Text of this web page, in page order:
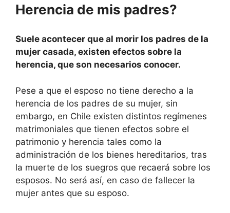
Herencia de mis padres?
Suele acontecer que al morir los padres de la
mujer casada, existen efectos sobre la
herencia, que son necesarios conocer.
Pese a que el esposo no tiene derecho a la
herencia de los padres de su mujer, sin
embargo, en Chile existen distintos regímenes
matrimoniales que tienen efectos sobre el
patrimonio y herencia tales como la
administración de los bienes hereditarios, tras
la muerte de los suegros que recaerá sobre los
esposos. No será así, en caso de fallecer la
mujer antes que su esposo.